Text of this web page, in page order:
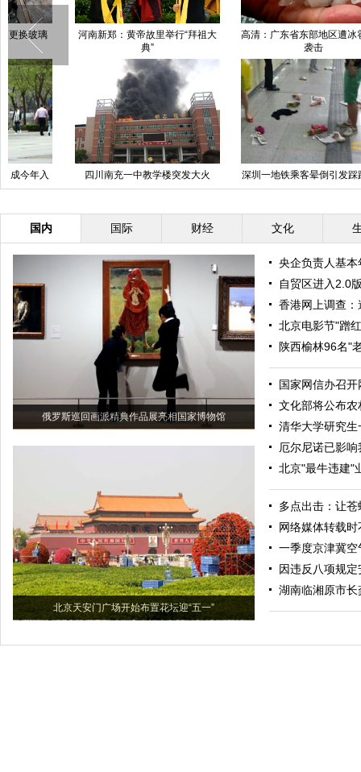
河南新郑：黄帝故里举行“拜祖大
高清：广东省东部地区遭冰雹大风
四川南充一中教学楼突发大火
深圳一地铁乘客晕倒引发踩踏 9人
受伤
国内 国际 财经 文化
俄罗斯巡回画派精典作品展亮相国家博物馆
北京天安门广场开始布置花坛迎“五一”
央企负责人基
自贸区进入2.0
香港网上调查
北京电影节"蹭
陕西榆林96名"
国家网信办召
文化部将公布
清华大学研究
厄尔尼诺已影
北京"最牛违建"
多点出击：让
网络媒体转载
一季度京津冀
因违反八项规
湖南临湘原市